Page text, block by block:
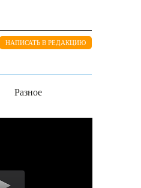
НАПИСАТЬ В РЕДАКЦИЮ
Разное